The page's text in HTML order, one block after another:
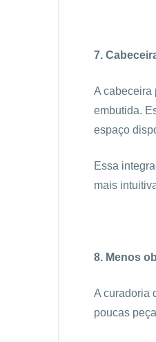
7.
A cabeceira
embutida.
espaço
Essa
mais
8. Menos
A curadoria
poucas